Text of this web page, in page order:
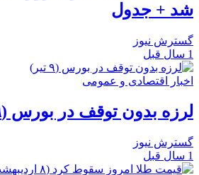
شد + جدول
گسترش نیوز
1 سال قبل
اخبار اقتصادی و عمومی
لرزه بدون توقف در بورس (۹ تیر)
گسترش نیوز
1 سال قبل